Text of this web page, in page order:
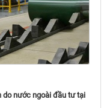
do nước ngoài đầu tư tại